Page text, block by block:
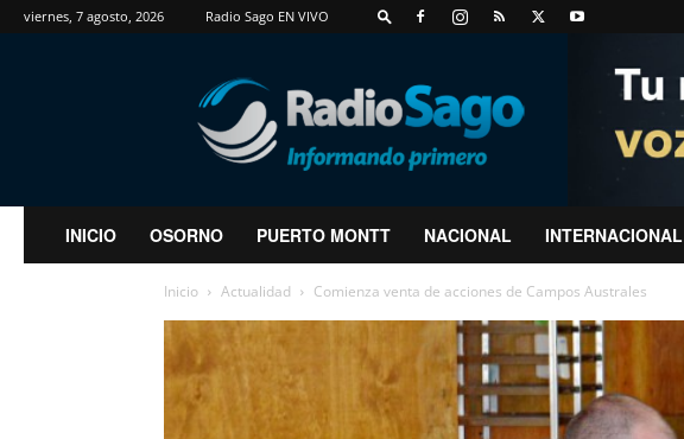
viernes, 7 agosto, 2026 Radio Sago EN VIVO
RadioSago
INICIO OSORNO PUERTO MONTT NACIONAL INTERNACIONAL
Inicio Actualidad Comienza venta de acciones de Campos Australes